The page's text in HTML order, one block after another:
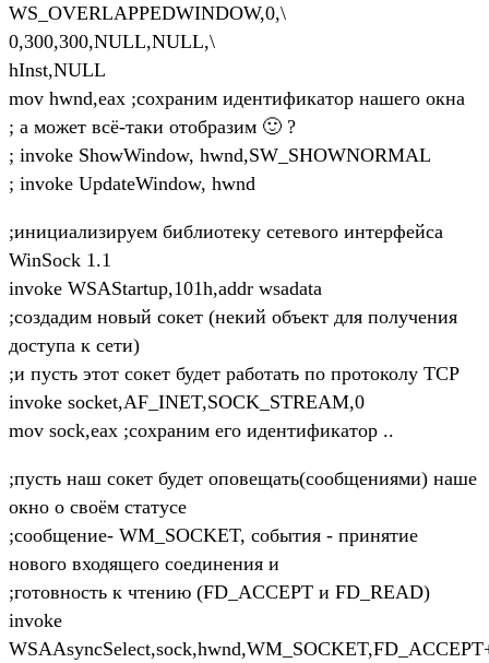
WS_OVERLAPPEDWINDOW,0,\
0,300,300,NULL,NULL,\
hInst,NULL
mov hwnd,eax ;сохраним идентификатор нашего окна
; а может всё-таки отобразим 🙂 ?
; invoke ShowWindow, hwnd,SW_SHOWNORMAL
; invoke UpdateWindow, hwnd
;инициализируем библиотеку сетевого интерфейса
WinSock 1.1
invoke WSAStartup,101h,addr wsadata
;создадим новый сокет (некий объект для получения
доступа к сети)
;и пусть этот сокет будет работать по протоколу TCP
invoke socket,AF_INET,SOCK_STREAM,0
mov sock,eax ;сохраним его идентификатор ..
;пусть наш сокет будет оповещать(сообщениями) наше
окно о своём статусе
;сообщение- WM_SOCKET, события - принятие
нового входящего соединения и
;готовность к чтению (FD_ACCEPT и FD_READ)
invoke